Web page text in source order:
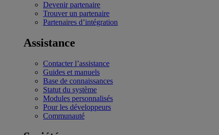
Devenir partenaire
Trouver un partenaire
Partenaires d’intégration
Assistance
Contacter l’assistance
Guides et manuels
Base de connaissances
Statut du système
Modules personnalisés
Pour les développeurs
Communauté